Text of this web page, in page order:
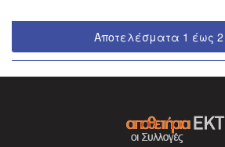
Αποτελέσματα 1 έως